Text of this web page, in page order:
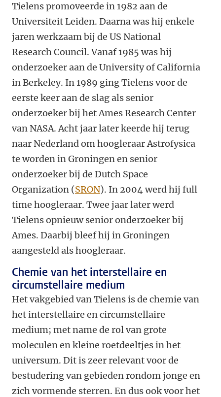
Tielens promoveerde in 1982 aan de
Universiteit Leiden. Daarna was hij enkele
jaren werkzaam bij de US National
Research Council. Vanaf 1985 was hij
onderzoeker aan de University of California
in Berkeley. In 1989 ging Tielens voor de
eerste keer aan de slag als senior
onderzoeker bij het Ames Research Center
van NASA. Acht jaar later keerde hij terug
naar Nederland om hoogleraar Astrofysica
te worden in Groningen en senior
onderzoeker bij de Dutch Space
Organization (SRON). In 2004 werd hij full
time hoogleraar. Twee jaar later werd
Tielens opnieuw senior onderzoeker bij
Ames. Daarbij bleef hij in Groningen
aangesteld als hoogleraar.
Chemie van het interstellaire en
circumstellaire medium
Het vakgebied van Tielens is de chemie van
het interstellaire en circumstellaire
medium; met name de rol van grote
moleculen en kleine roetdeeltjes in het
universum. Dit is zeer relevant voor de
bestudering van gebieden rondom jonge en
zich vormende sterren. En dus ook voor het